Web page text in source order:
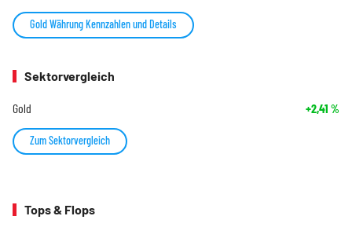
Gold Währung Kennzahlen und Details
Sektorvergleich
Gold +2,41 %
Zum Sektorvergleich
Tops & Flops